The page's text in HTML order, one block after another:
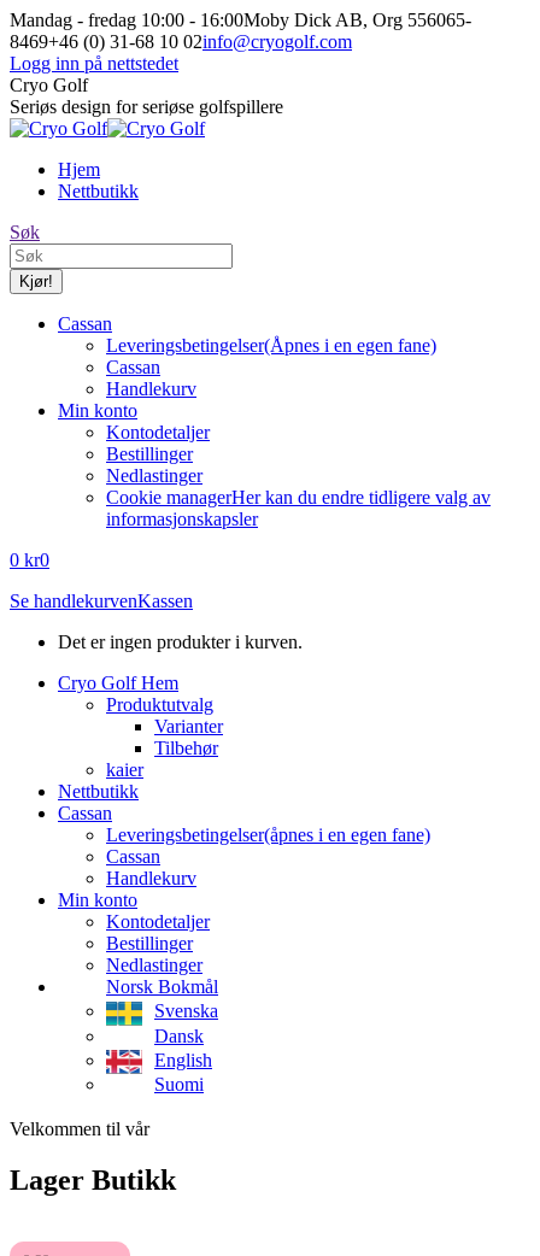
Hopp
til
innhold
Mandag - fredag 10:00 - 16:00Moby Dick AB, Org 556065-
8469+46 (0) 31-68 10 02info@cryogolf.com
Logg inn på nettstedet
Facebook-
siden
åpnes
vindu
Instagram-
siden
åpnes
vindu
Cryo Golf
Seriøs design for seriøse golfspillere
Hjem
Nettbutikk
Søk:
Søk
Cassan
Leveringsbetingelser(Åpnes i en egen fane)
Cassan
Handlekurv
Min konto
Kontodetaljer
Bestillinger
Nedlastinger
Cookie managerHer kan du endre tidligere valg av
informasjonskapsler
0 kr0
Se handlekurvenKassen
Det er ingen produkter i kurven.
Cryo Golf Hem
Produktutvalg
Varianter
Tilbehør
kaier
Nettbutikk
Cassan
Leveringsbetingelser(åpnes i en egen fane)
Cassan
Handlekurv
Min konto
Kontodetaljer
Bestillinger
Nedlastinger
Norsk Bokmål
Svenska
Dansk
English
Suomi
Velkommen til vår
Lager Butikk